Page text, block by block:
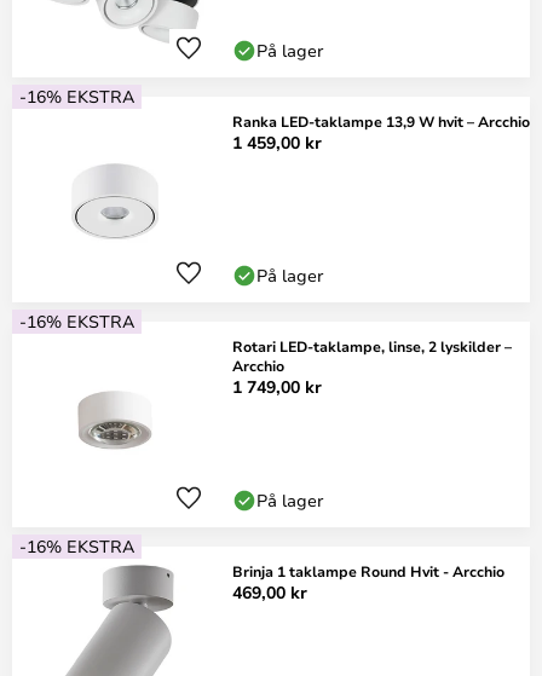
På lager
-16% EKSTRA
Ranka LED-taklampe 13,9 W hvit – Arcchio
1 459,00 kr
På lager
-16% EKSTRA
Rotari LED-taklampe, linse, 2 lyskilder –
Arcchio
1 749,00 kr
På lager
-16% EKSTRA
Brinja 1 taklampe Round Hvit - Arcchio
469,00 kr